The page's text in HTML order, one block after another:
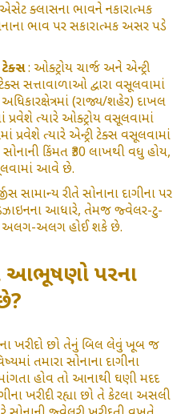
ક્લાસના ભાવને નકારાત્મક
ભાવ પર સકારાત્મક અસર પડે
ટેક્સ: ઓક્ટ્રોય ચાર્જ અને એન્ટ્રી
સત્તાવાળાઓ દ્વારા વસૂલવામાં
(રાજ્ય/શહેર) દાખલ
ત્યારે ઓક્ટ્રોય વસૂલવામાં
ત્યારે એન્ટ્રી ટેક્સ વસૂલવામાં
કિંમત ₹30 લાખથી વધુ હોય,
આવે છે.
સામાન્ય રીતે સોનાના દાગીના પર
આધારે, તેમજ જ્વેલર-ટુ-
અલગ-અલગ હોઈ શકે છે.
આભૂષણો પરના
ખરીદો છો તેનું બિલ લેવું ખૂબ જ
તમારા સોનાના દાગીના
હોવ તો આનાથી ઘણી મદદ
ખરીદી રહ્યા છો તે કેટલા અસલી